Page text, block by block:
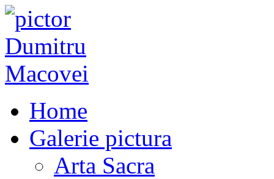
Home
Galerie pictura
Arta Sacra